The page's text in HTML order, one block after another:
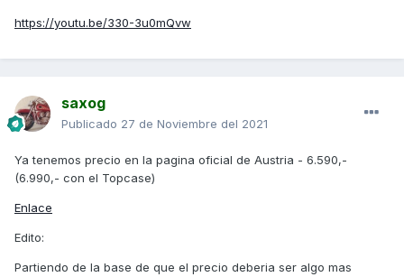
https://youtu.be/330-3u0mQvw
saxog
Publicado 27 de Noviembre del 2021
Ya tenemos precio en la pagina oficial de Austria - 6.590,-
(6.990,- con el Topcase)
Enlace
Edito:
Partiendo de la base de que el precio deberia ser algo mas